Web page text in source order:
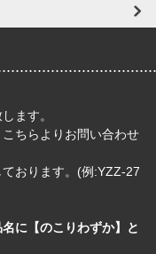
ます。
こちら よりお問い合わせ
おります。(例:YZZ-27
に【のこりわずか】と